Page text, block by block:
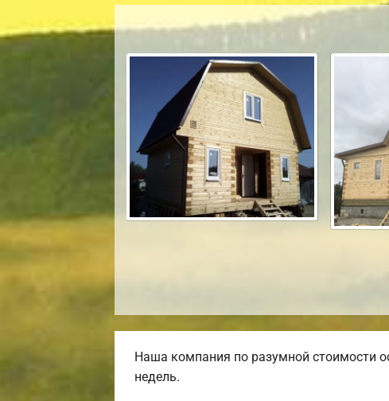
Наша компания по разумной стоимости
недель.